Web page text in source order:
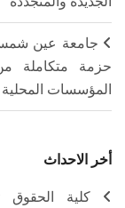
جامعة عين شمس
حزمة متكاملة
المؤسسات المحلية
أخر الاحداث
كلية الحقوق